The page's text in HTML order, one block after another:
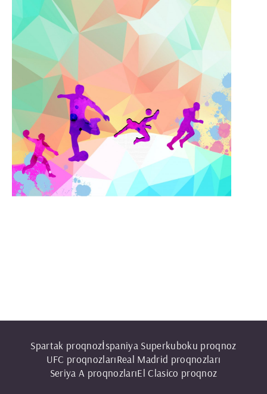
Spartak proqnozİspaniya Superkuboku proqnoz
UFС proqnozlarıReal Madrid proqnozları
Seriya A proqnozlarıEl Clasico proqnoz